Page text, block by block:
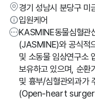
경기 성남시 분당구 미
입원케어
KASMINE동물심혈관
(JASMINE)와 공식적
및 소동물 임상연구소
보유하고 있으며, 순환
및 흉부/심혈관외과가
(Open-heart